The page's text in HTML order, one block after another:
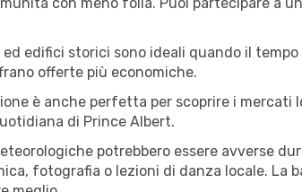
ed edifici storici sono ideali quando il
offerte più economiche.
è anche perfetta per scoprire i
di Prince Albert.
potrebbero essere avverse
fotografia o lezioni di danza locale. La